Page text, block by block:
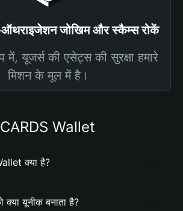
जोखिम और स्कैम्स रोकें
यूजर्स की एसेट्स की सुरक्षा हमारे
मिशन के मूल में है।
Wallet
क्या है?
यूनीक बनाता है?